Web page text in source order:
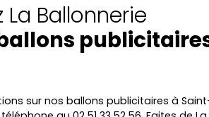
Ballonnerie
sur nos ballons publicitaires à